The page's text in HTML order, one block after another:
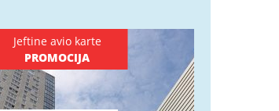
Jeftine avio karte
PROMOCIJA